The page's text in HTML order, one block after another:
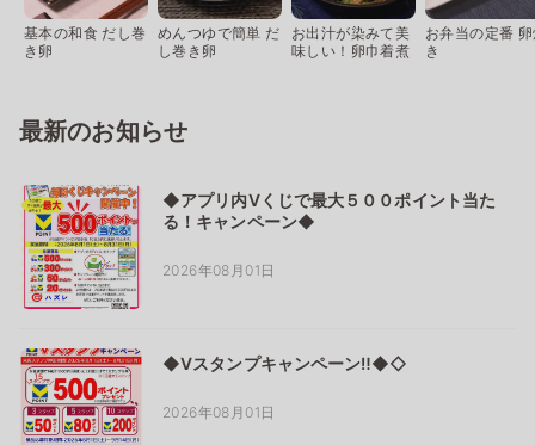
基本の和食 だし巻
き卵
めんつゆで簡単 だ
し巻き卵
お出汁が染みて美
味しい！卵巾着煮
お弁当の定番
き
最新のお知らせ
◆アプリ内Vくじで最大５００ポイント当た
る！キャンペーン◆
2026年08月01日
◆Vスタンプキャンペーン‼◆◇
2026年08月01日